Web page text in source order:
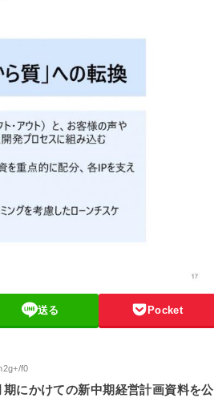
送る Pocket
f0
にかけての新中期経営計画資料を公